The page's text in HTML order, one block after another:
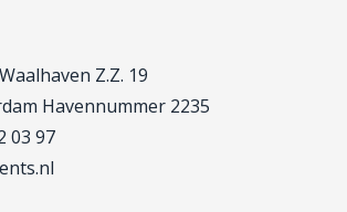
Z.Z. 19
Havennummer 2235
03 97